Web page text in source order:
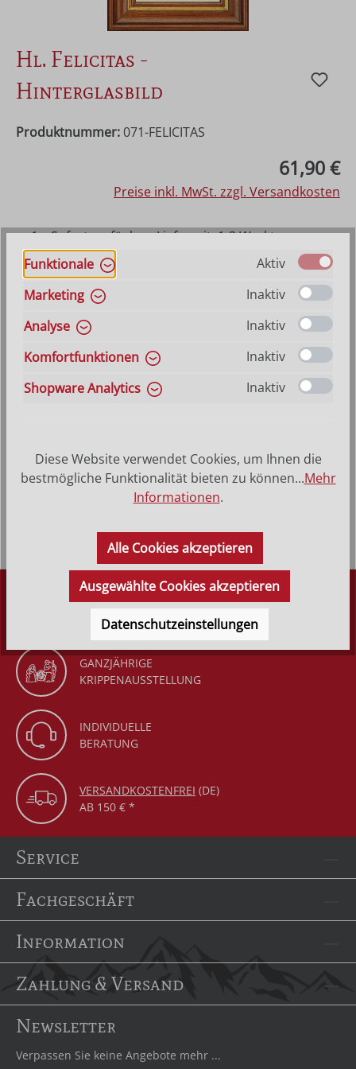
Hl. Felicitas -
Hinterglasbild
Produktnummer: 071-FELICITAS
61,90 €
Preise inkl. MwSt. zzgl. Versandkosten
1 x Sofort verfügbar, Lieferzeit: 1-3 Werktage
ansonsten Vorraussichtlich lieferbar ab 21. August
2026
Produkt Anzahl: Gib den gewünschten
In den Warenkorb
AB 150,-*
Heilige Felicitas - Hinterglasbild, Patronatsbild,
Namenspatron, Hinterglasmalerei Rahmen aus Echtholz –
Mehr
DÜRR KRIPPEN
SEIT 1977
GANZJÄHRIGE
KRIPPENAUSSTELLUNG
INDIVIDUELLE
BERATUNG
VERSANDKOSTENFREI (DE)
AB 150 € *
Service
Fachgeschäft
Information
Zahlung & Versand
Newsletter
Verpassen Sie keine Angebote mehr ...
Funktionale
Aktiv
Marketing
Inaktiv
Analyse
Inaktiv
Komfortfunktionen
Inaktiv
Shopware Analytics
Inaktiv
Diese Website verwendet Cookies, um Ihnen die
bestmögliche Funktionalität bieten zu können...Mehr
Informationen.
Alle Cookies akzeptieren
Ausgewählte Cookies akzeptieren
Datenschutzeinstellungen